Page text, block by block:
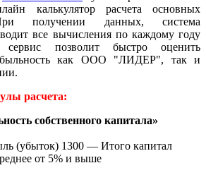
калькулятор расчета основных
получении данных, система
все вычисления по каждому году
позволит быстро оценить
как ООО "ЛИДЕР", так и
расчета:
собственного капитала»
(убыток) 1300 — Итого капитал
от 5% и выше